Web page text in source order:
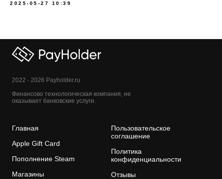
2025-05-27 10:39
2022 - 2026 Payholder.ru
Финансово технологическая компания, не
оказывает банковские услуги.
Главная
Apple Gift Card
Пополнение Steam
Магазины
Пользовательское
соглашение
Политика
конфиденциальности
Отзывы